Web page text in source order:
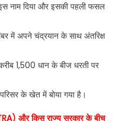
नाम दिया और इसकी पहली फसल
में अपने चंद्रयान के साथ अंतरिक्ष
1,500 धान के बीज धरती पर
के खेत में बोया गया है।
और किस राज्य सरकार के बीच